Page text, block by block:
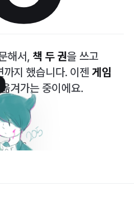
해서, 책 두 권을 쓰고
까지 했습니다. 이젠 게임
겨가는 중이에요.